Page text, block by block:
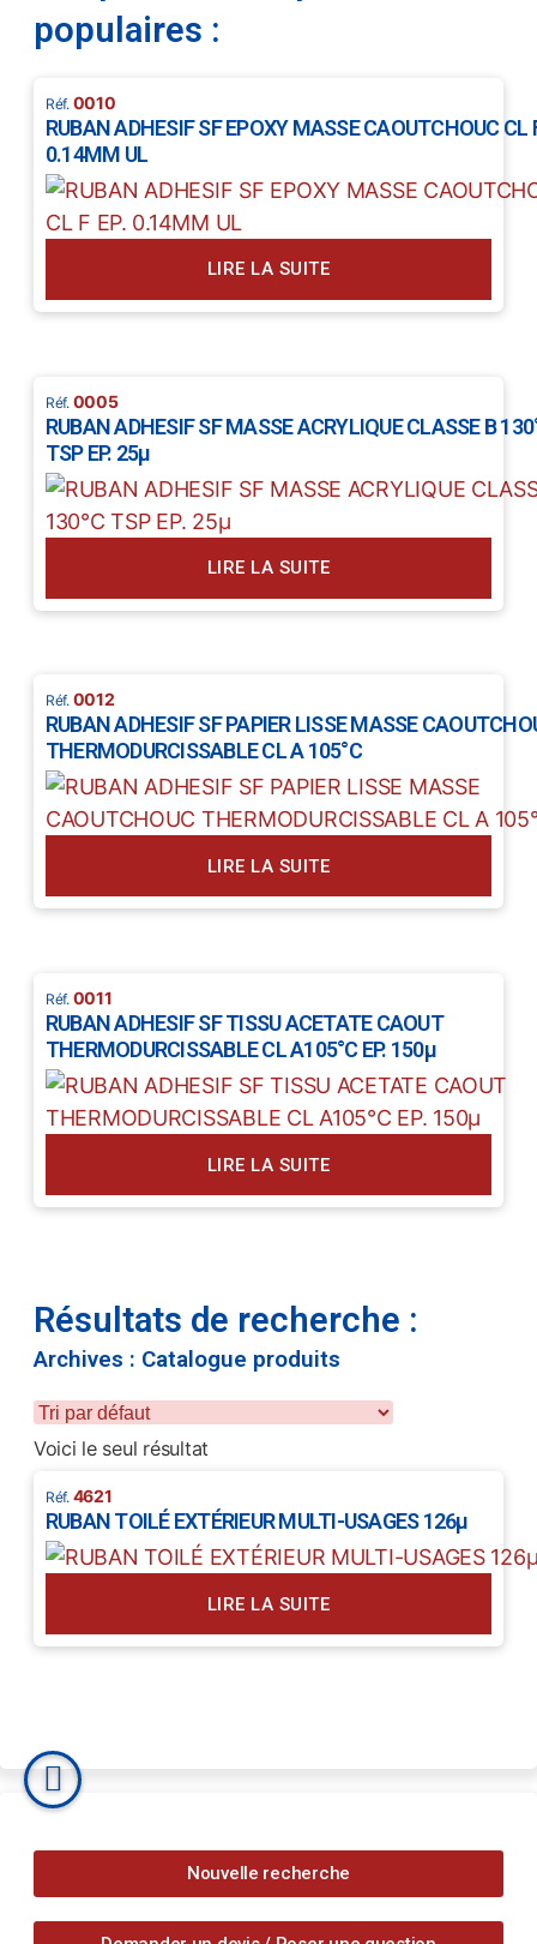
populaires :
RUBAN ADHESIF SF EPOXY MASSE CAOUTCHOUC CL
0.14MM UL
0010
LIRE LA SUITE
RUBAN ADHESIF SF MASSE ACRYLIQUE CLASSE B
TSP EP. 25µ
0005
LIRE LA SUITE
RUBAN ADHESIF SF PAPIER LISSE MASSE
THERMODURCISSABLE CL A 105°C
0012
LIRE LA SUITE
RUBAN ADHESIF SF TISSU ACETATE CAOUT
THERMODURCISSABLE CL A105°C EP. 150µ
0011
LIRE LA SUITE
Résultats de recherche :
Archives : Catalogue produits
Voici le seul résultat
RUBAN TOILÉ EXTÉRIEUR MULTI-USAGES 126µ
4621
LIRE LA SUITE
Nouvelle recherche